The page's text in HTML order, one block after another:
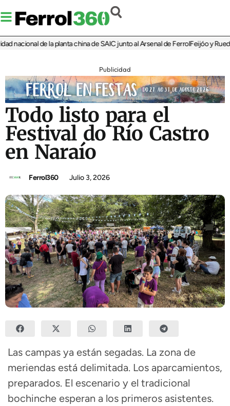
de la planta china de SAIC junto al Arsenal de FerrolFeijóo y Rueda
Publicidad
Todo listo para el
Festival do Río Castro
en Naraío
Ferrol360 Julio 3, 2026
Las campas ya están segadas. La zona de
meriendas está delimitada. Los aparcamientos,
preparados. El escenario y el tradicional
bochinche esperan a los primeros asistentes.